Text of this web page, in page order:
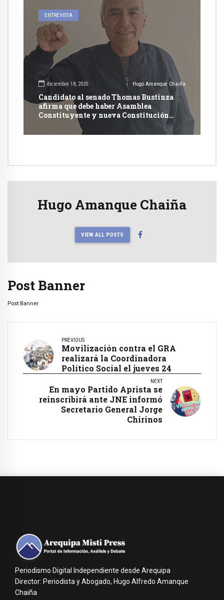
ENTREVISTA
diciembre 18, 2025 Hugo Amanque Chaiña
Candidato al senado Thomas Bustinza
afirma que debe haber Asamblea
Constituyente y nueva Constitución
Hugo Amanque Chaiña
VIEW ALL POSTS
Post Banner
Post Banner
PREVIOUS
Movilización contra el GRA
realizará la Coordinadora
Político Social el jueves 24
NEXT
En mayo Partido Aprista se
reinscribirá ante JNE informó
Secretario General Jorge
Chirinos
Periodismo Digital Independiente desde Arequipa
Director: Periodista y Abogado, Hugo Alfredo Amanque
Chaiña